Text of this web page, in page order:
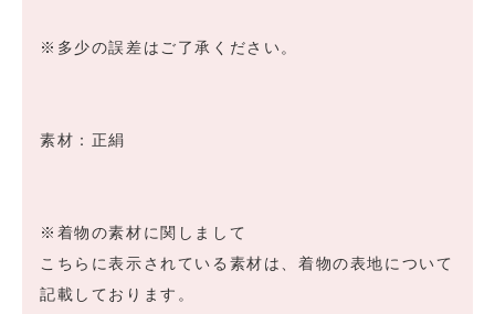
※多少の誤差はご了承ください。
素材：正絹
※着物の素材に関しまして
こちらに表示されている素材は、着物の表地について
記載しております。